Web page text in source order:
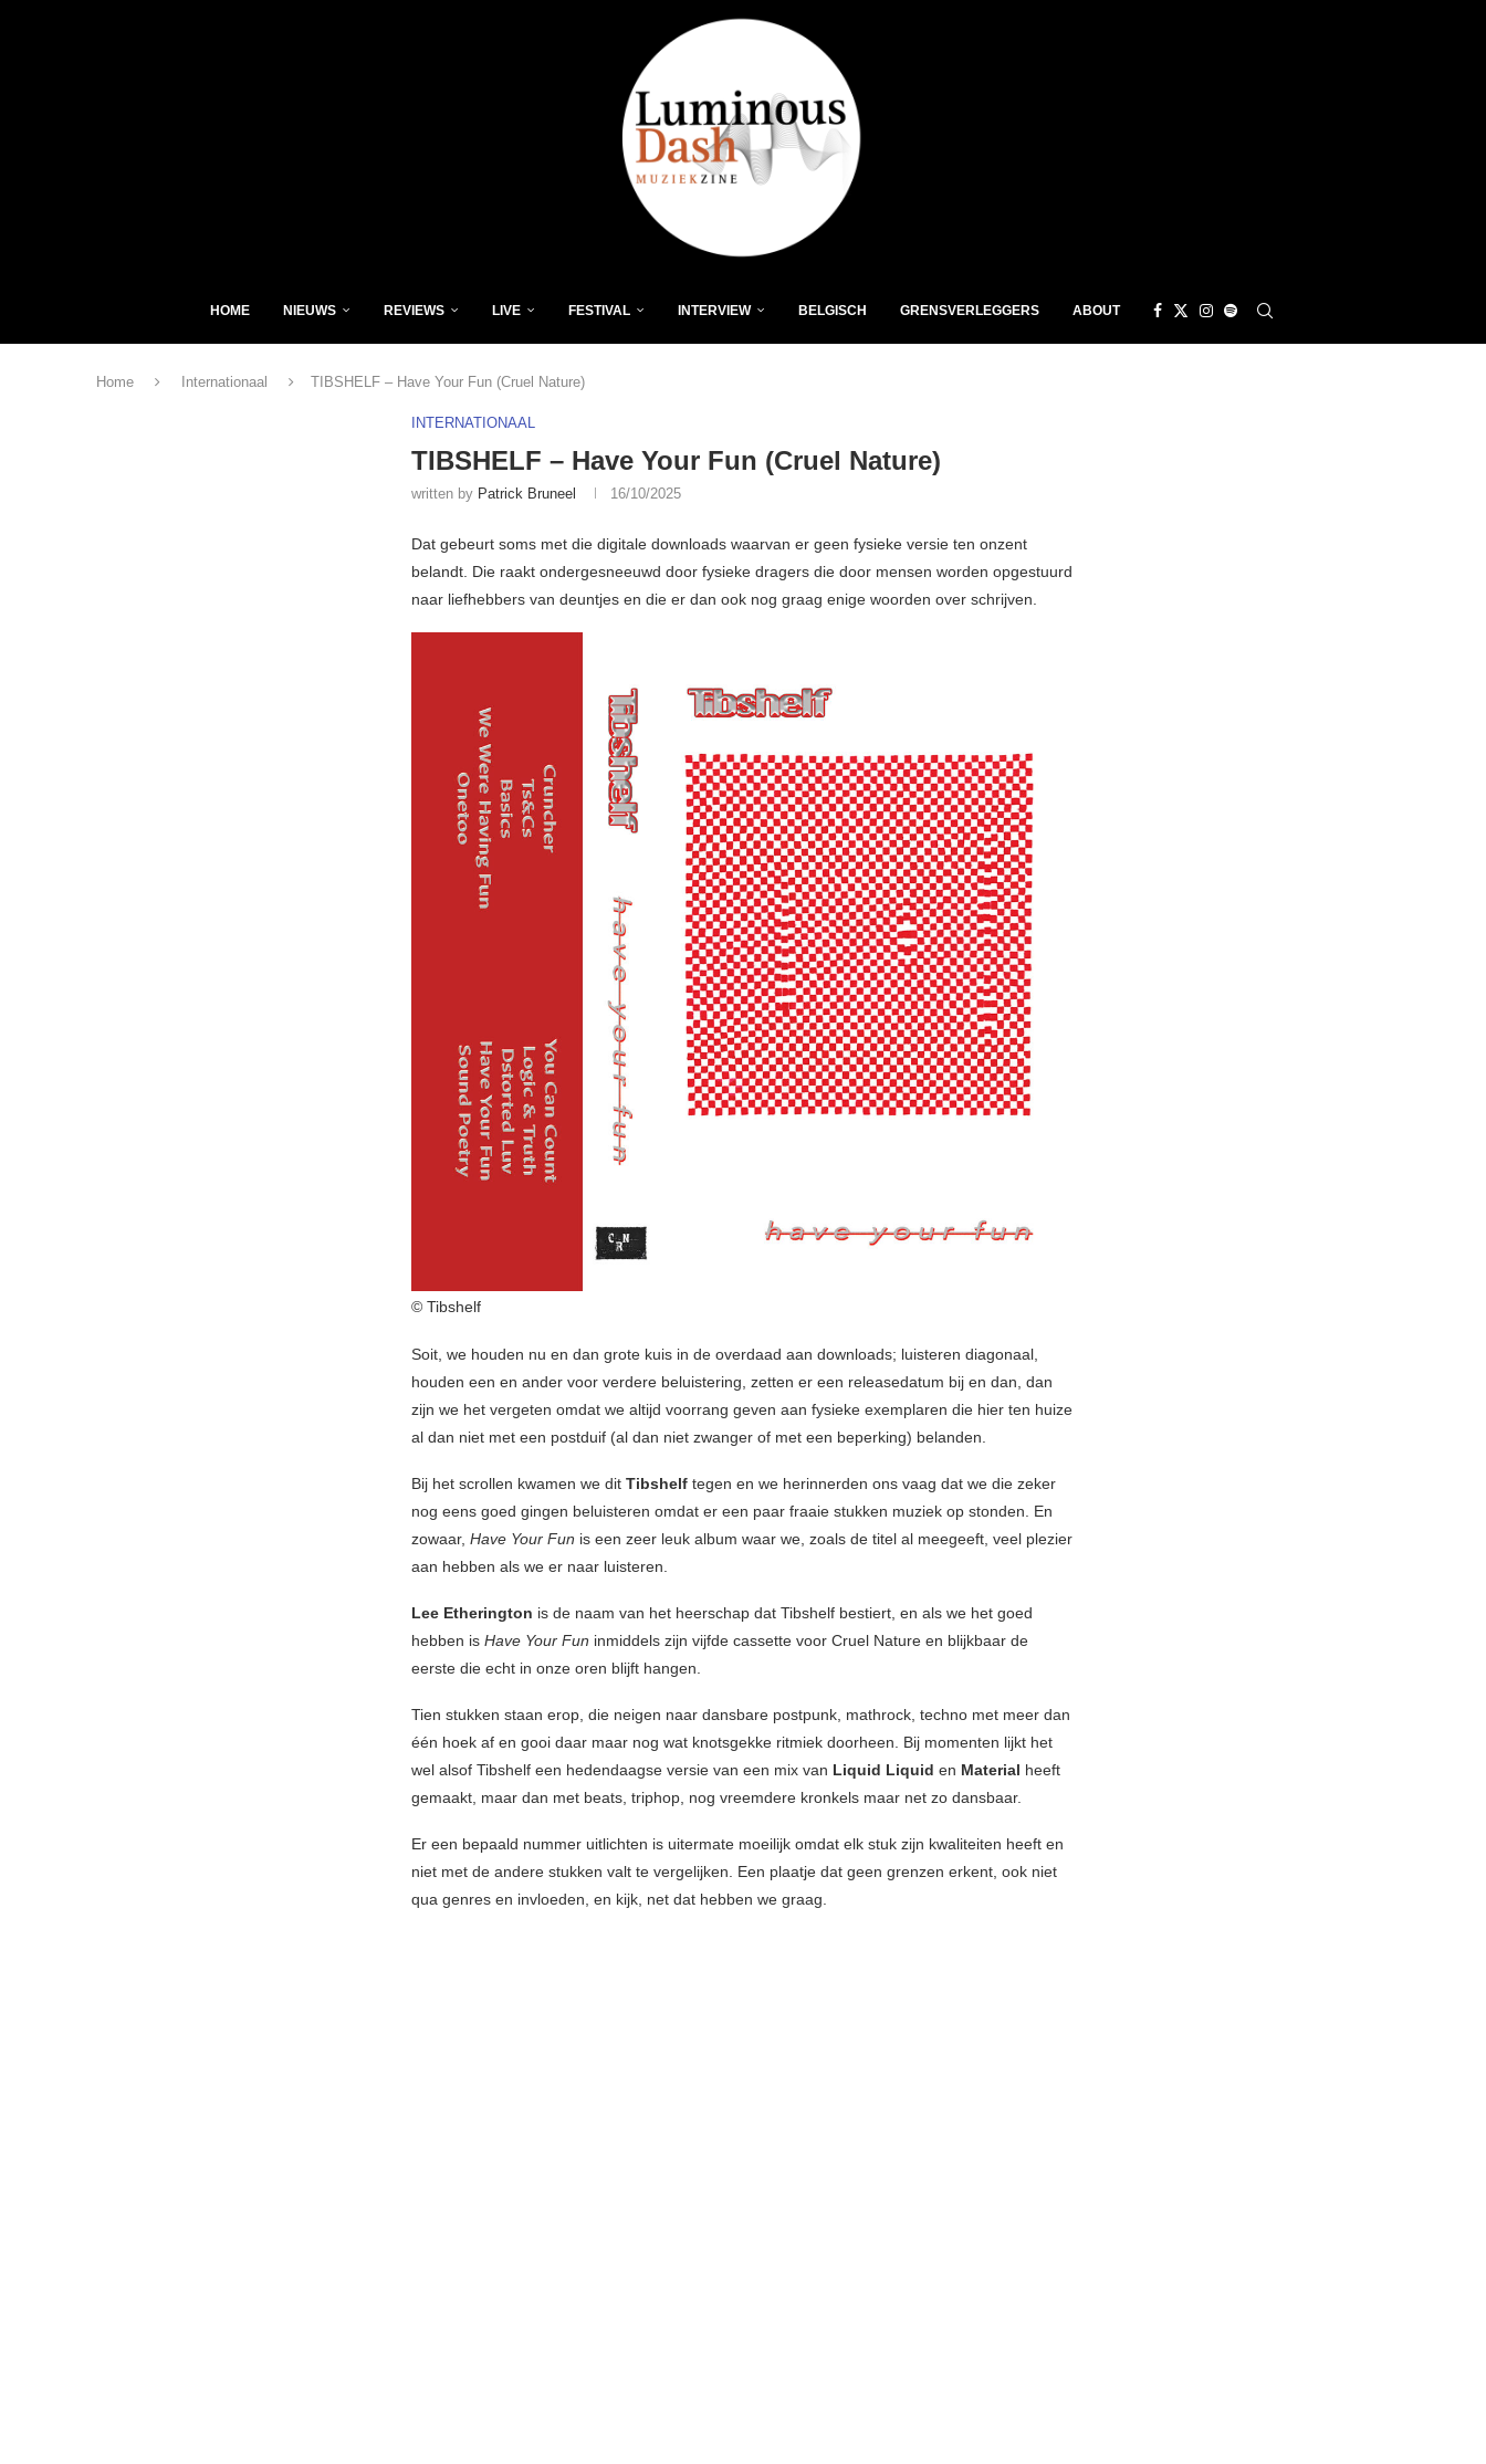
HOME NIEUWS REVIEWS LIVE FESTIVAL INTERVIEW BELGISCH GRENSVERLEGGERS ABOUT
Home Internationaal TIBSHELF – Have Your Fun (Cruel Nature)
INTERNATIONAAL
TIBSHELF – Have Your Fun (Cruel Nature)
written by Patrick Bruneel 16/10/2025
Dat gebeurt soms met die digitale downloads waarvan er geen fysieke versie ten onzent
belandt. Die raakt ondergesneeuwd door fysieke dragers die door mensen worden opgestuurd
naar liefhebbers van deuntjes en die er dan ook nog graag enige woorden over schrijven.
© Tibshelf
Soit, we houden nu en dan grote kuis in de overdaad aan downloads; luisteren diagonaal,
houden een en ander voor verdere beluistering, zetten er een releasedatum bij en dan, dan
zijn we het vergeten omdat we altijd voorrang geven aan fysieke exemplaren die hier ten huize
al dan niet met een postduif (al dan niet zwanger of met een beperking) belanden.
Bij het scrollen kwamen we dit Tibshelf tegen en we herinnerden ons vaag dat we die zeker
nog eens goed gingen beluisteren omdat er een paar fraaie stukken muziek op stonden. En
zowaar, Have Your Fun is een zeer leuk album waar we, zoals de titel al meegeeft, veel plezier
aan hebben als we er naar luisteren.
Lee Etherington is de naam van het heerschap dat Tibshelf bestiert, en als we het goed
hebben is Have Your Fun inmiddels zijn vijfde cassette voor Cruel Nature en blijkbaar de
eerste die echt in onze oren blijft hangen.
Tien stukken staan erop, die neigen naar dansbare postpunk, mathrock, techno met meer dan
één hoek af en gooi daar maar nog wat knotsgekke ritmiek doorheen. Bij momenten lijkt het
wel alsof Tibshelf een hedendaagse versie van een mix van Liquid Liquid en Material heeft
gemaakt, maar dan met beats, triphop, nog vreemdere kronkels maar net zo dansbaar.
Er een bepaald nummer uitlichten is uitermate moeilijk omdat elk stuk zijn kwaliteiten heeft en
niet met de andere stukken valt te vergelijken. Een plaatje dat geen grenzen erkent, ook niet
qua genres en invloeden, en kijk, net dat hebben we graag.